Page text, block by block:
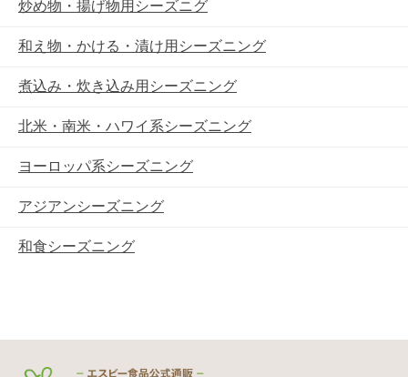
炒め物・揚げ物用シーズニグ
和え物・かける・漬け用シーズニング
煮込み・炊き込み用シーズニング
北米・南米・ハワイ系シーズニング
ヨーロッパ系シーズニング
アジアンシーズニング
和食シーズニング